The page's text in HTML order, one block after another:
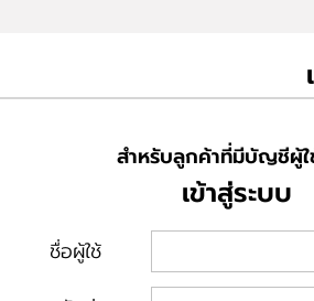
เข้าสู่ระบบ
สำหรับลูกค้าที่มีบัญชีผู้
ชื่อผู้ใช้